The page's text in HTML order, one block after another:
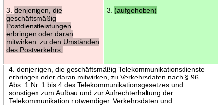
3. denjenigen, die
geschäftsmäßig
Postdienstleistungen
erbringen oder daran
mitwirken, zu den Umständen
des Postverkehrs,
3. (aufgehoben)
4. denjenigen, die geschäftsmäßig Telekommunikationsdienste
erbringen oder daran mitwirken, zu Verkehrsdaten nach § 96
Abs. 1 Nr. 1 bis 4 des Telekommunikationsgesetzes und
sonstigen zum Aufbau und zur Aufrechterhaltung der
Telekommunikation notwendigen Verkehrsdaten und